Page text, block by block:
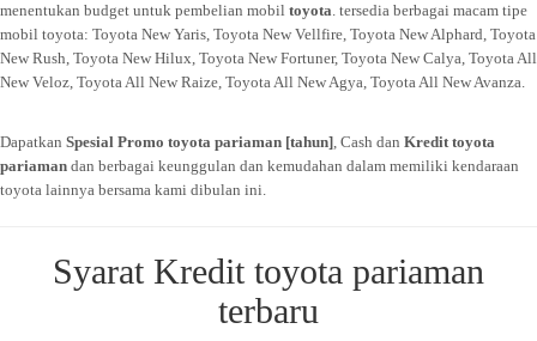
menentukan budget untuk pembelian mobil toyota. tersedia berbagai macam tipe
mobil toyota: Toyota New Yaris, Toyota New Vellfire, Toyota New Alphard, Toyota
New Rush, Toyota New Hilux, Toyota New Fortuner, Toyota New Calya, Toyota All
New Veloz, Toyota All New Raize, Toyota All New Agya, Toyota All New Avanza.
Dapatkan Spesial Promo toyota pariaman [tahun], Cash dan Kredittoyota
pariaman dan berbagai keunggulan dan kemudahan dalam memiliki kendaraan
toyota lainnya bersama kami dibulan ini.
Syarat Kredit toyota pariaman
terbaru